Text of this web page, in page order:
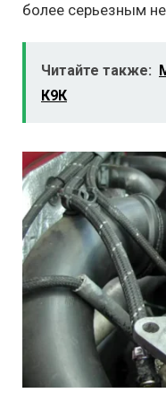
более серьезным
Читайте также:
К9К